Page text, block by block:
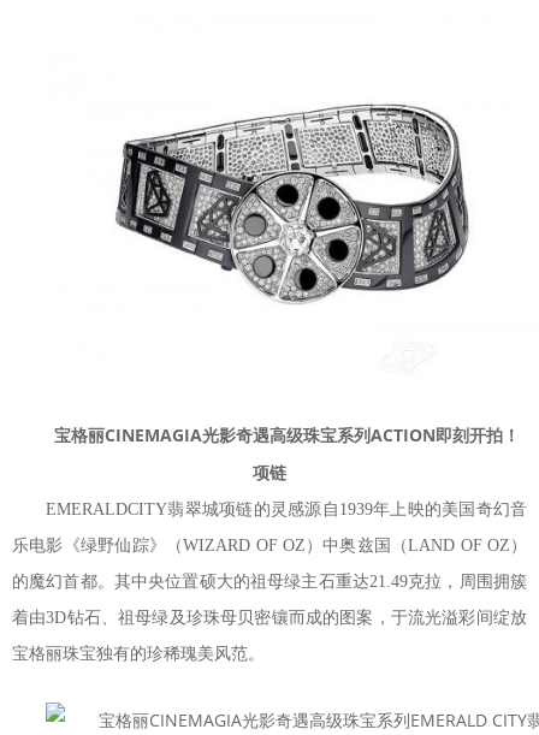
宝格丽CINEMAGIA光影奇遇高级珠宝系列ACTION即刻开拍！
项链
EMERALDCITY翡翠城项链的灵感源自1939年上映的美国奇幻音
乐电影《绿野仙踪》（WIZARD OF OZ）中奥兹国（LAND OF OZ）
的魔幻首都。其中央位置硕大的祖母绿主石重达21.49克拉，周围拥簇
着由3D钻石、祖母绿及珍珠母贝密镶而成的图案，于流光溢彩间绽放
宝格丽珠宝独有的珍稀瑰美风范。